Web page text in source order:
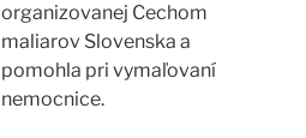
organizovanej Cechom
maliarov Slovenska a
pomohla pri vymaľovaní
nemocnice.